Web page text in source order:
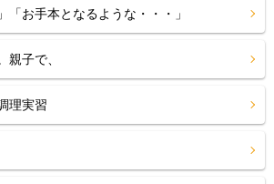
「お手本となるような・・・」
親子で、
理実習